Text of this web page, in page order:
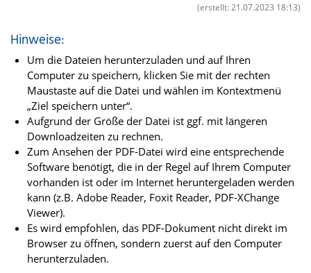
(erstellt: 21.07.2023 18:13)
Hinweise:
Um die Dateien herunterzuladen und auf Ihren
Computer zu speichern, klicken Sie mit der rechten
Maustaste auf die Datei und wählen im Kontextmenü
„Ziel speichern unter“.
Aufgrund der Größe der Datei ist ggf. mit längeren
Downloadzeiten zu rechnen.
Zum Ansehen der PDF-Datei wird eine entsprechende
Software benötigt, die in der Regel auf Ihrem Computer
vorhanden ist oder im Internet heruntergeladen werden
kann (z.B. Adobe Reader, Foxit Reader, PDF-XChange
Viewer).
Es wird empfohlen, das PDF-Dokument nicht direkt im
Browser zu öffnen, sondern zuerst auf den Computer
herunterzuladen.